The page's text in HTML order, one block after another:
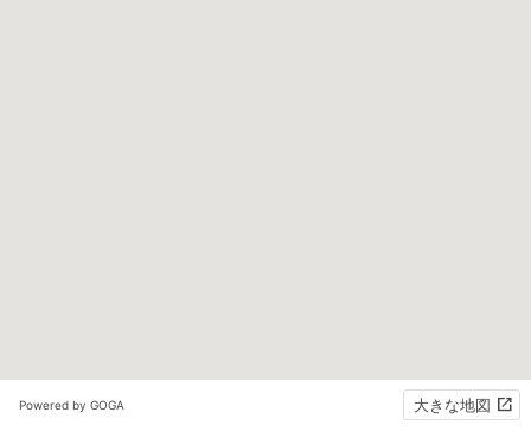
Powered by GOGA 大きな地図